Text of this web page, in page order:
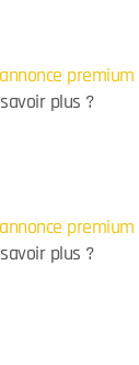
premium
plus ?
premium
plus ?